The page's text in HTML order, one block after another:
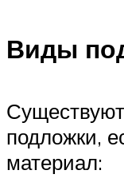
Виды
подложки,
материал: